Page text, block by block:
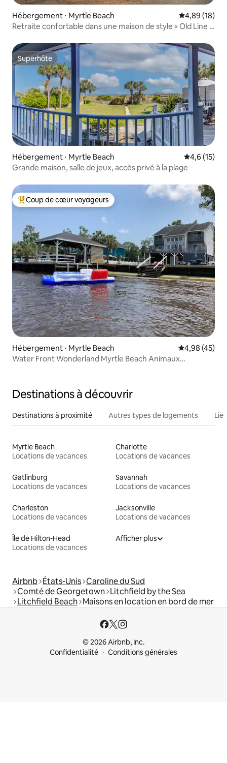
Hébergement ⋅ Myrtle Beach Évaluation
4,89 (18)
Retraite confortable dans une maison de style « Old Line »
Superhôte
Superhôte
Hébergement ⋅ Myrtle Beach Évaluation
4,6 (15)
Grande maison, salle de jeux, accès privé à la plage
Coups de cœur voyageurs les plus appréciés
Coup de cœur voyageurs
Hébergement ⋅ Myrtle Beach Évaluation
4,98 (45)
Water Front Wonderland Myrtle Beach Animaux
Destinations à découvrir
Destinations à proximité Autres types de logements
Myrtle Beach
Locations de vacances
Charlotte
Locations de vacances
Gatlinburg
Locations de vacances
Savannah
Locations de vacances
Charleston
Locations de vacances
Jacksonville
Locations de vacances
Île de Hilton-Head
Locations de vacances
Afficher plus
Airbnb États-Unis Caroline du Sud
Comté de Georgetown Litchfield by the Sea
Litchfield Beach Maisons en location en bord de mer
© 2026 Airbnb, Inc.
Confidentialité
Conditions générales